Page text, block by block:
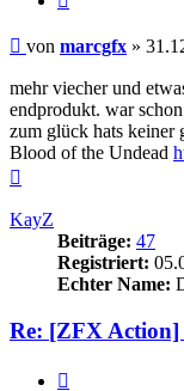
Beitrag
von marcgfx »
mehr viecher und
endprodukt. war
zum glück hats keiner
Blood of the Undead
KayZ
Beiträge: 47
Registriert:
Echter Name:
Re: [ZFX